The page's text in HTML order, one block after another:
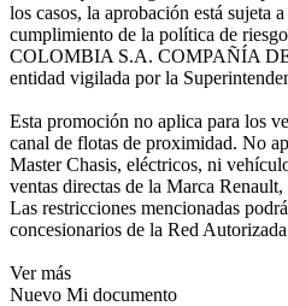
los casos, la aprobación está sujeta
cumplimiento de la política de
COLOMBIA S.A. COMPAÑÍA
entidad vigilada por la
Esta promoción no aplica para los
canal de flotas de proximidad. No
Master Chasis, eléctricos, ni
ventas directas de la Marca
Las restricciones mencionadas
concesionarios de la Red
Ver más
Nuevo Mi documento